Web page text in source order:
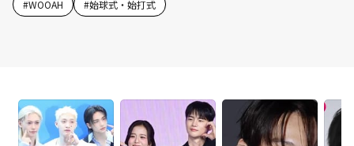
#WOOAH #始球式・始打式